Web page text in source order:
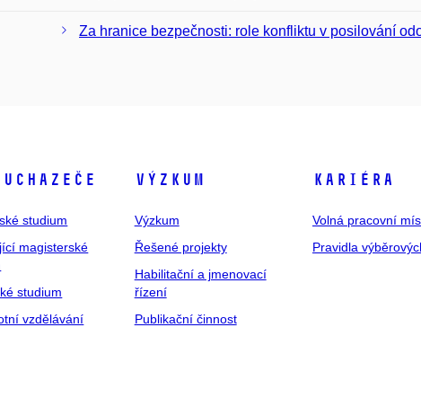
Za hranice bezpečnosti: role konfliktu v posilování
studium
magisterské
studium
vzdělávání
Výzkum
Výzkum
Řešené projekty
Habilitační a jmenovací
řízení
Publikační činnost
Kariéra
Volná pracovní
Pravidla